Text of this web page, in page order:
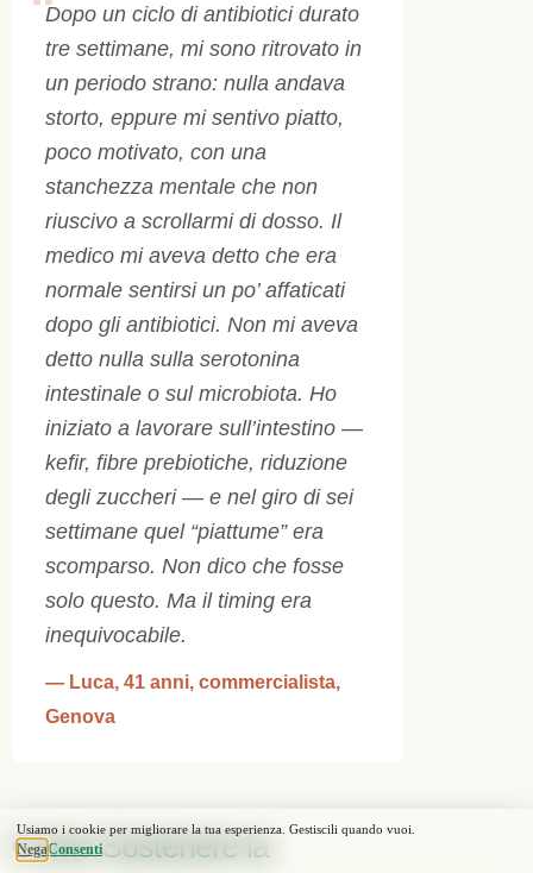
Dopo un ciclo di antibiotici durato
tre settimane, mi sono ritrovato in
un periodo strano: nulla andava
storto, eppure mi sentivo piatto,
poco motivato, con una
stanchezza mentale che non
riuscivo a scrollarmi di dosso. Il
medico mi aveva detto che era
normale sentirsi un po’ affaticati
dopo gli antibiotici. Non mi aveva
detto nulla sulla serotonina
intestinale o sul microbiota. Ho
iniziato a lavorare sull’intestino —
kefir, fibre prebiotiche, riduzione
degli zuccheri — e nel giro di sei
settimane quel “piattume” era
scomparso. Non dico che fosse
solo questo. Ma il timing era
inequivocabile.
— Luca, 41 anni, commercialista,
Genova
Come Sostenere la